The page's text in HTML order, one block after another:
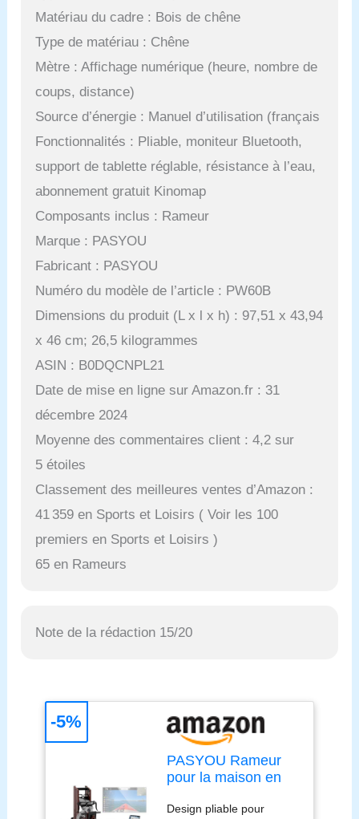
Matériau du cadre : Bois de chêne
Type de matériau : Chêne
Mètre : Affichage numérique (heure, nombre de
coups, distance)
Source d’énergie : Manuel d’utilisation (français
Fonctionnalités : Pliable, moniteur Bluetooth,
support de tablette réglable, résistance à l’eau,
abonnement gratuit Kinomap
Composants inclus : Rameur
Marque : PASYOU
Fabricant : PASYOU
Numéro du modèle de l’article : PW60B
Dimensions du produit (L x l x h) : 97,51 x 43,94
x 46 cm; 26,5 kilogrammes
ASIN : B0DQCNPL21
Date de mise en ligne sur Amazon.fr : 31
décembre 2024
Moyenne des commentaires client : 4,2 sur
5 étoiles
Classement des meilleures ventes d’Amazon :
41 359 en Sports et Loisirs ( Voir les 100
premiers en Sports et Loisirs )
65 en Rameurs
Note de la rédaction 15/20
PASYOU Rameur
pour la maison en
pliable avec écran
Design pliable pour
-5%